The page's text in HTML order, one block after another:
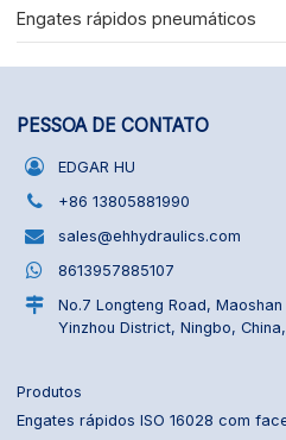
Engates rápidos pneumáticos
PESSOA DE CONTATO
EDGAR HU
+86 13805881990
sales@ehhydraulics.com
8613957885107
No.7 Longteng Road,
Yinzhou District, Ningbo, China,
Produtos
Engates rápidos ISO 16028 com